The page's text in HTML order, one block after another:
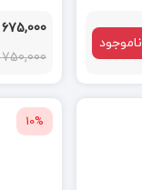
ناموجود
675,000 ریال
750,000 ریال
10%